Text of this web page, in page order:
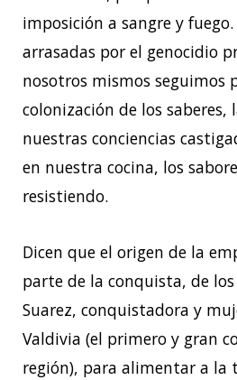
imposición a sangre y
arrasadas por el genocidio
nosotros mismos seguimos
colonización de los
nuestras conciencias
en nuestra cocina, los
resistiendo.
Dicen que el origen de la
parte de la conquista, de
Suarez, conquistadora y
Valdivia (el primero y gran
región), para alimentar a la